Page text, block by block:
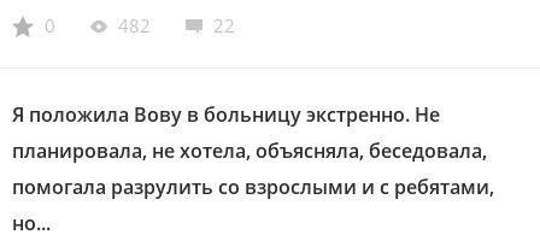
0 482 22
Я положила Вову в больницу экстренно. Не
планировала, не хотела, объясняла, беседовала,
помогала разрулить со взрослыми и с ребятами,
но...